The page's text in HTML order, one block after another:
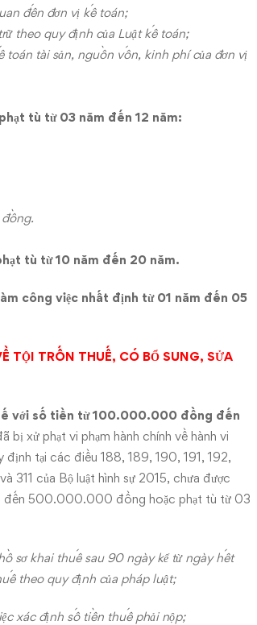
đến đơn vị kế toán;
theo quy định của Luật kế toán;
toán tài sản, nguồn vốn, kinh phí của đơn vị
tù từ 03 năm đến 12 năm:
tù từ 10 năm đến 20 năm.
công việc nhất định từ 01 năm đến 05
TỘI TRỐN THUẾ, CÓ BỔ SUNG, SỬA
với số tiền từ 100.000.000 đồng đến
xử phạt vi phạm hành chính về hành vi
tại các điều 188, 189, 190, 191, 192,
của Bộ luật hình sự 2015, chưa được
đến 500.000.000 đồng hoặc phạt tù từ 03
sơ khai thuế sau 90 ngày kể từ ngày hết
theo quy định của pháp luật;
xác định số tiền thuế phải nộp;